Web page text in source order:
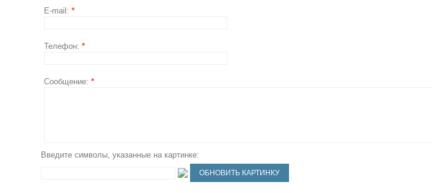
E-mail:*
Телефон:*
Сообщение:*
Введите символы, указанные на картинке: